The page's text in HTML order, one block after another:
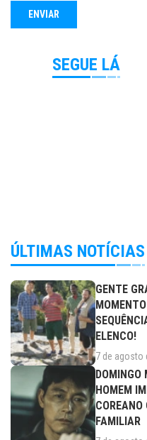
SEGUE LÁ
ÚLTIMAS NOTÍCIAS
GENTE
ELENCO!
7 de agosto
HOMEM
FAMILIAR